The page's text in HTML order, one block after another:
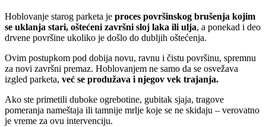
Hoblovanje starog parketa je proces površinskog brušenja kojim
se uklanja stari, oštećeni završni sloj laka ili ulja, a ponekad i deo
drvene površine ukoliko je došlo do dubljih oštećenja.
Ovim postupkom pod dobija novu, ravnu i čistu površinu, spremnu
za novi završni premaz. Hoblovanjem ne samo da se osvežava
izgled parketa, već se produžava i njegov vek trajanja.
Ako ste primetili duboke ogrebotine, gubitak sjaja, tragove
pomeranja nameštaja ili tamnije mrlje koje se ne skidaju – verovatno
je vreme za ovu intervenciju.